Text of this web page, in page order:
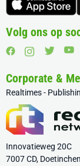
Volg ons op
Corporate &
Realtimes -
Innovatieweg 20C
7007 CD,